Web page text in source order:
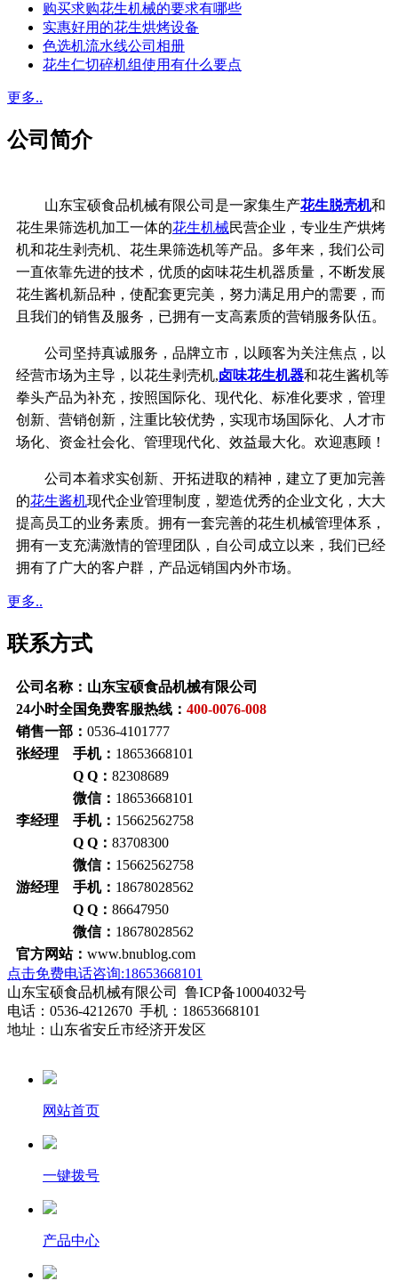
购买求购花生机械的要求有哪些
实惠好用的花生烘烤设备
色选机流水线公司相册
花生仁切碎机组使用有什么要点
更多..
公司简介
山东宝硕食品机械有限公司是一家集生产花生脱壳机和
花生果筛选机加工一体的花生机械民营企业，专业生产烘烤
机和花生剥壳机、花生果筛选机等产品。多年来，我们公司
一直依靠先进的技术，优质的卤味花生机器质量，不断发展
花生酱机新品种，使配套更完美，努力满足用户的需要，而
且我们的销售及服务，已拥有一支高素质的营销服务队伍。
公司坚持真诚服务，品牌立市，以顾客为关注焦点，以
经营市场为主导，以花生剥壳机,卤味花生机器和花生酱机等
拳头产品为补充，按照国际化、现代化、标准化要求，管理
创新、营销创新，注重比较优势，实现市场国际化、人才市
场化、资金社会化、管理现代化、效益最大化。欢迎惠顾！
公司本着求实创新、开拓进取的精神，建立了更加完善
的花生酱机现代企业管理制度，塑造优秀的企业文化，大大
提高员工的业务素质。拥有一套完善的花生机械管理体系，
拥有一支充满激情的管理团队，自公司成立以来，我们已经
拥有了广大的客户群，产品远销国内外市场。
更多..
联系方式
公司名称：山东宝硕食品机械有限公司
24小时全国免费客服热线： 400-0076-008
销售一部： 0536-4101777
张经理 手机： 18653668101
Q Q： 82308689
微信： 18653668101
李经理 手机： 15662562758
Q Q： 83708300
微信： 15662562758
游经理 手机： 18678028562
Q Q： 86647950
微信： 18678028562
官方网站： www.bnublog.com
点击免费电话咨询:18653668101
山东宝硕食品机械有限公司 鲁ICP备10004032号
电话：0536-4212670 手机：18653668101
地址：山东省安丘市经济开发区
网站首页
一键拨号
产品中心